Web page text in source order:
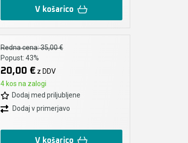
V košarico
Redna cena:35,00 €
Popust: 43%
20,00 €z DDV
4 kos na zalogi
Dodaj med priljubljene
Dodaj v primerjavo
V košarico